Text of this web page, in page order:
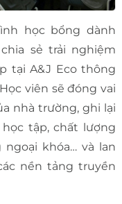
học bổng dành
sẻ trải nghiệm
tại A&J Eco thông
viên sẽ đóng vai
nhà trường, ghi lại
tập, chất lượng
khóa… và lan
nền tảng truyền